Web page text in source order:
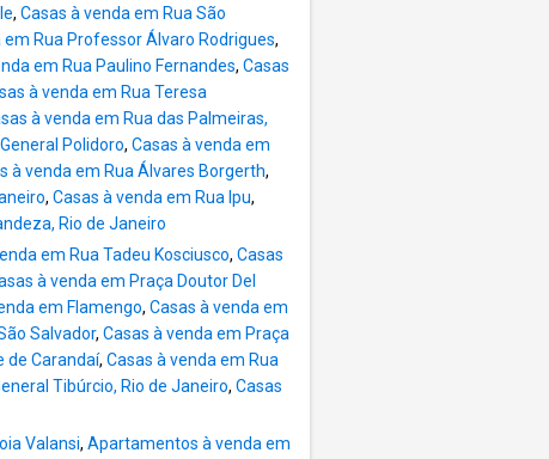
, Casas à venda em Rua São
em Rua Professor Álvaro Rodrigues,
em Rua Paulino Fernandes, Casas
à venda em Rua Teresa
à venda em Rua das Palmeiras,
Polidoro, Casas à venda em
à venda em Rua Álvares Borgerth,
, Casas à venda em Rua Ipu,
Rio de Janeiro
em Rua Tadeu Kosciusco, Casas
à venda em Praça Doutor Del
em Flamengo, Casas à venda em
Salvador, Casas à venda em Praça
de Carandaí, Casas à venda em Rua
Tibúrcio, Rio de Janeiro, Casas
Valansi, Apartamentos à venda em